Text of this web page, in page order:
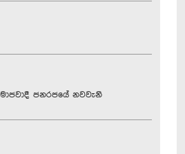
ජනරජයේ නවවැනි